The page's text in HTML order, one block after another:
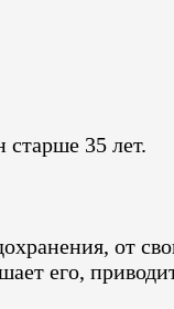
35 лет.
от
его,